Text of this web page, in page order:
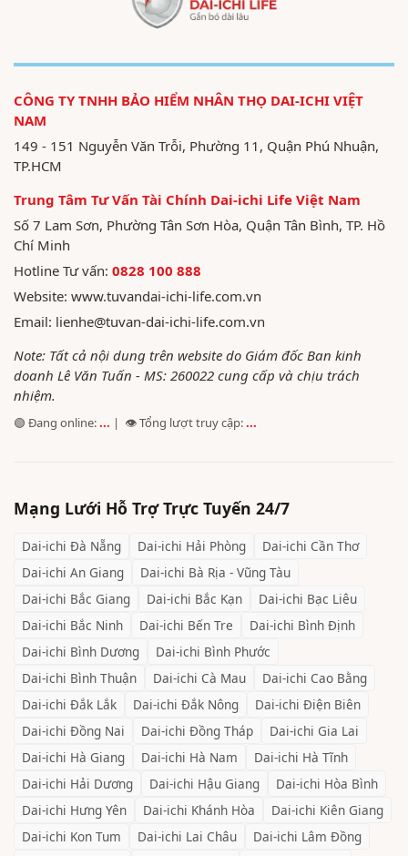
CÔNG TY TNHH BẢO HIỂM NHÂN THỌ DAI-ICHI VIỆT
NAM
149 - 151 Nguyễn Văn Trỗi, Phường 11, Quận Phú Nhuận,
TP.HCM
Trung Tâm Tư Vấn Tài Chính Dai-ichi Life Việt Nam
Số 7 Lam Sơn, Phường Tân Sơn Hòa, Quận Tân Bình, TP. Hồ
Chí Minh
Hotline Tư vấn: 0828 100 888
Website: www.tuvandai-ichi-life.com.vn
Email: lienhe@tuvan-dai-ichi-life.com.vn
Note: Tất cả nội dung trên website do Giám đốc Ban kinh
doanh Lê Văn Tuấn - MS: 260022 cung cấp và chịu trách
nhiệm.
🟢 Đang online:... | 👁️ Tổng lượt truy cập:...
Mạng Lưới Hỗ Trợ Trực Tuyến 24/7
Dai-ichi Đà Nẵng Dai-ichi Hải Phòng Dai-ichi Cần Thơ
Dai-ichi An Giang Dai-ichi Bà Rịa - Vũng Tàu
Dai-ichi Bắc Giang Dai-ichi Bắc Kạn Dai-ichi Bạc Liêu
Dai-ichi Bắc Ninh Dai-ichi Bến Tre Dai-ichi Bình Định
Dai-ichi Bình Dương Dai-ichi Bình Phước
Dai-ichi Bình Thuận Dai-ichi Cà Mau Dai-ichi Cao Bằng
Dai-ichi Đắk Lắk Dai-ichi Đắk Nông Dai-ichi Điện Biên
Dai-ichi Đồng Nai Dai-ichi Đồng Tháp Dai-ichi Gia Lai
Dai-ichi Hà Giang Dai-ichi Hà Nam Dai-ichi Hà Tĩnh
Dai-ichi Hải Dương Dai-ichi Hậu Giang Dai-ichi Hòa Bình
Dai-ichi Hưng Yên Dai-ichi Khánh Hòa Dai-ichi Kiên Giang
Dai-ichi Kon Tum Dai-ichi Lai Châu Dai-ichi Lâm Đồng